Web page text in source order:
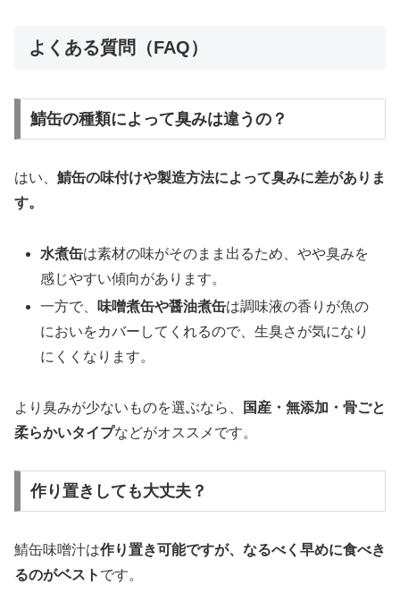
よくある質問（FAQ）
鯖缶の種類によって臭みは違うの？
はい、 鯖缶の味付けや製造方法によって臭みに差がありま
す。
水煮缶は素材の味がそのまま出るため、やや臭みを
感じやすい傾向があります。
一方で、
味噌煮缶や醤油煮缶は調味液の香りが魚の
においをカバーしてくれるので、生臭さが気になり
にくくなります。
より臭みが少ないものを選ぶなら、
国産・無添加・骨ごと
柔らかいタイプなどがオススメです。
作り置きしても大丈夫？
鯖缶味噌汁は作り置き可能ですが、なるべく早めに食べき
るのがベスト です。